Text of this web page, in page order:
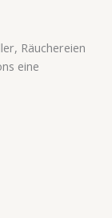
Räuchereien
eine